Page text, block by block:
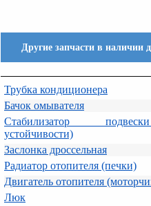
Другие запчасти в наличии
Трубка кондиционера
Бачок омывателя
Стабилизатор
устойчивости)
Заслонка дроссельная
Радиатор отопителя (печки)
Двигатель отопителя
Люк